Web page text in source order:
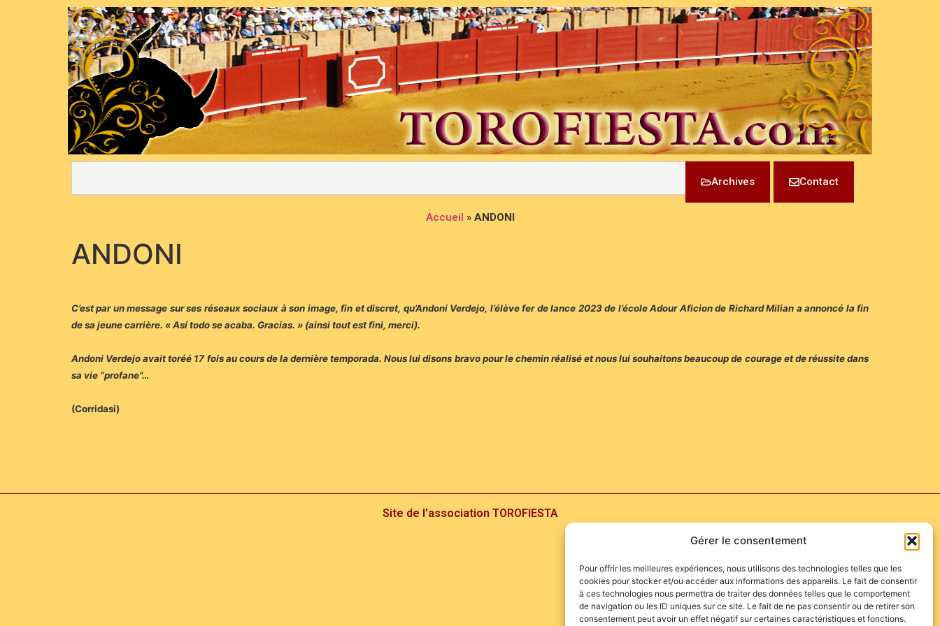
Gérer le consentement
Pour offrir les meilleures expériences, nous utilisons des technologies telles que les
cookies pour stocker et/ou accéder aux informations des appareils. Le fait de consentir
à ces technologies nous permettra de traiter des données telles que le comportement
de navigation ou les ID uniques sur ce site. Le fait de ne pas consentir ou de retirer son
consentement peut avoir un effet négatif sur certaines caractéristiques et fonctions.
Archives Contact
Accueil » ANDONI
ANDONI
C’est par un message sur ses réseaux sociaux à son image, fin et discret, qu’Andoni Verdejo, l’élève fer de lance 2023 de l’école Adour Aficion de Richard Milian a annoncé la fin
de sa jeune carrière. « Así todo se acaba. Gracias. » (ainsi tout est fini, merci).
Andoni Verdejo avait toréé 17 fois au cours de la dernière temporada. Nous lui disons bravo pour le chemin réalisé et nous lui souhaitons beaucoup de courage et de réussite dans
sa vie “profane”…
(Corridasi)
Site de l'association TOROFIESTA